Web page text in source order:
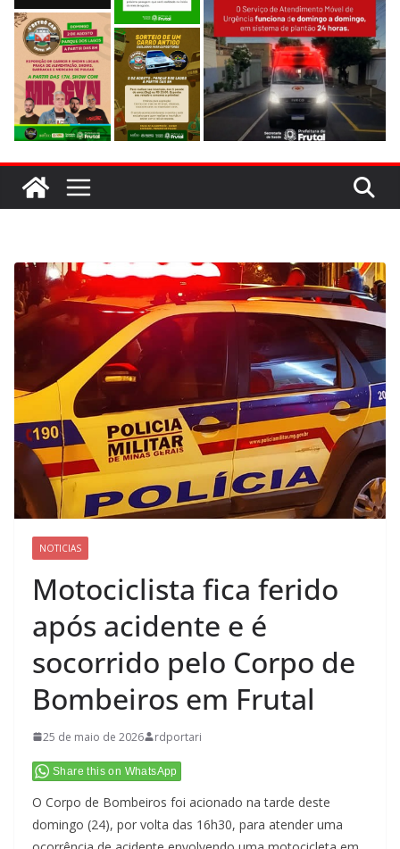
NOTICIAS
Motociclista fica ferido
após acidente e é
socorrido pelo Corpo de
Bombeiros em Frutal
25 de maio de 2026 rdportari
Share this on WhatsApp
O Corpo de Bombeiros foi acionado na tarde deste
domingo (24), por volta das 16h30, para atender uma